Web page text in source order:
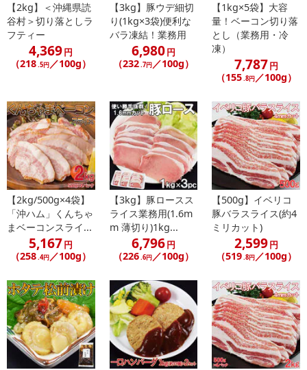
・賞味期限：製造日より180日
・原産国（最終加工地）：オーストラリア、ニュージーランド産
（加工地：日本）
・原材料/材質/素材：牛肉
注意事項
【賞味・消費期限のある商品について】
商品到着時点でのお日持ち期間は、配送日数などにより異なります
のでご了承ください。
【2kg】＜沖縄県読
谷村＞切り落としラ
フティー
4,369円
（218.5円／100g）
【3kg】豚ウデ細切
り(1kg×3袋)便利な
バラ凍結！業務用
6,980円
（232.7円／100g）
【1kg×5袋】大容
量！ベーコン切り落
とし（業務用・冷
凍）
7,787円
（155.8円／100g）
【2kg/500g×4袋】
「沖ハム」くんちゃ
まベーコンスライ...
5,167円
（258.4円／100g）
【3kg】豚ロースス
ライス業務用(1.6m
m 薄切り)1kg...
6,796円
（226.6円／100g）
【500g】イベリコ
豚バラスライス(約4
ミリカット)
2,599円
（519.8円／100g）